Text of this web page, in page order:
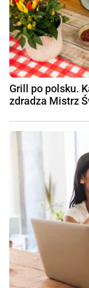
Grill po polsku.
zdradza Mistrz